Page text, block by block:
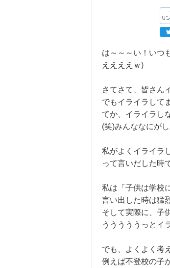
は～～～い！いつ
ええええｗ)
さてさて、皆さん
でもイライラして
てか、イライラし
(笑)みんななにが
私がよくイライラ
って言いだした時
私は「子供は学校
言い出した時は猛
そして実際に、子
うううううっとイ
でも、よくよく考
例えば不登校の子